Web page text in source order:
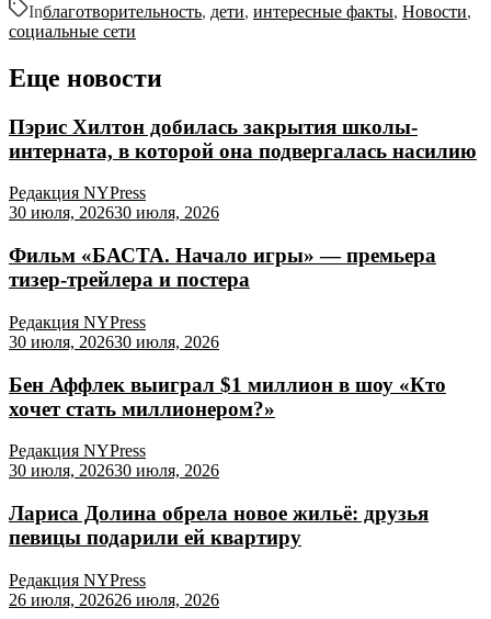
Отправить
Inблаготворительность, дети, интересные факты, Новости,
социальные сети
Еще новости
Пэрис Хилтон добилась закрытия школы-
интерната, в которой она подвергалась насилию
Редакция NYPress
30 июля, 202630 июля, 2026
Фильм «БАСТА. Начало игры» — премьера
тизер-трейлера и постера
Редакция NYPress
30 июля, 202630 июля, 2026
Бен Аффлек выиграл $1 миллион в шоу «Кто
хочет стать миллионером?»
Редакция NYPress
30 июля, 202630 июля, 2026
Лариса Долина обрела новое жильё: друзья
певицы подарили ей квартиру
Редакция NYPress
26 июля, 202626 июля, 2026